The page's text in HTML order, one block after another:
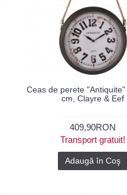
Ceas de perete
cm, Clayre & Eef
409,90RON
Transport gratuit!
Adaugă în Coş